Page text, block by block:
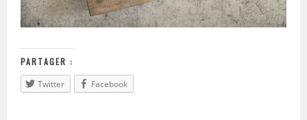
PARTAGER :
Twitter
Facebook